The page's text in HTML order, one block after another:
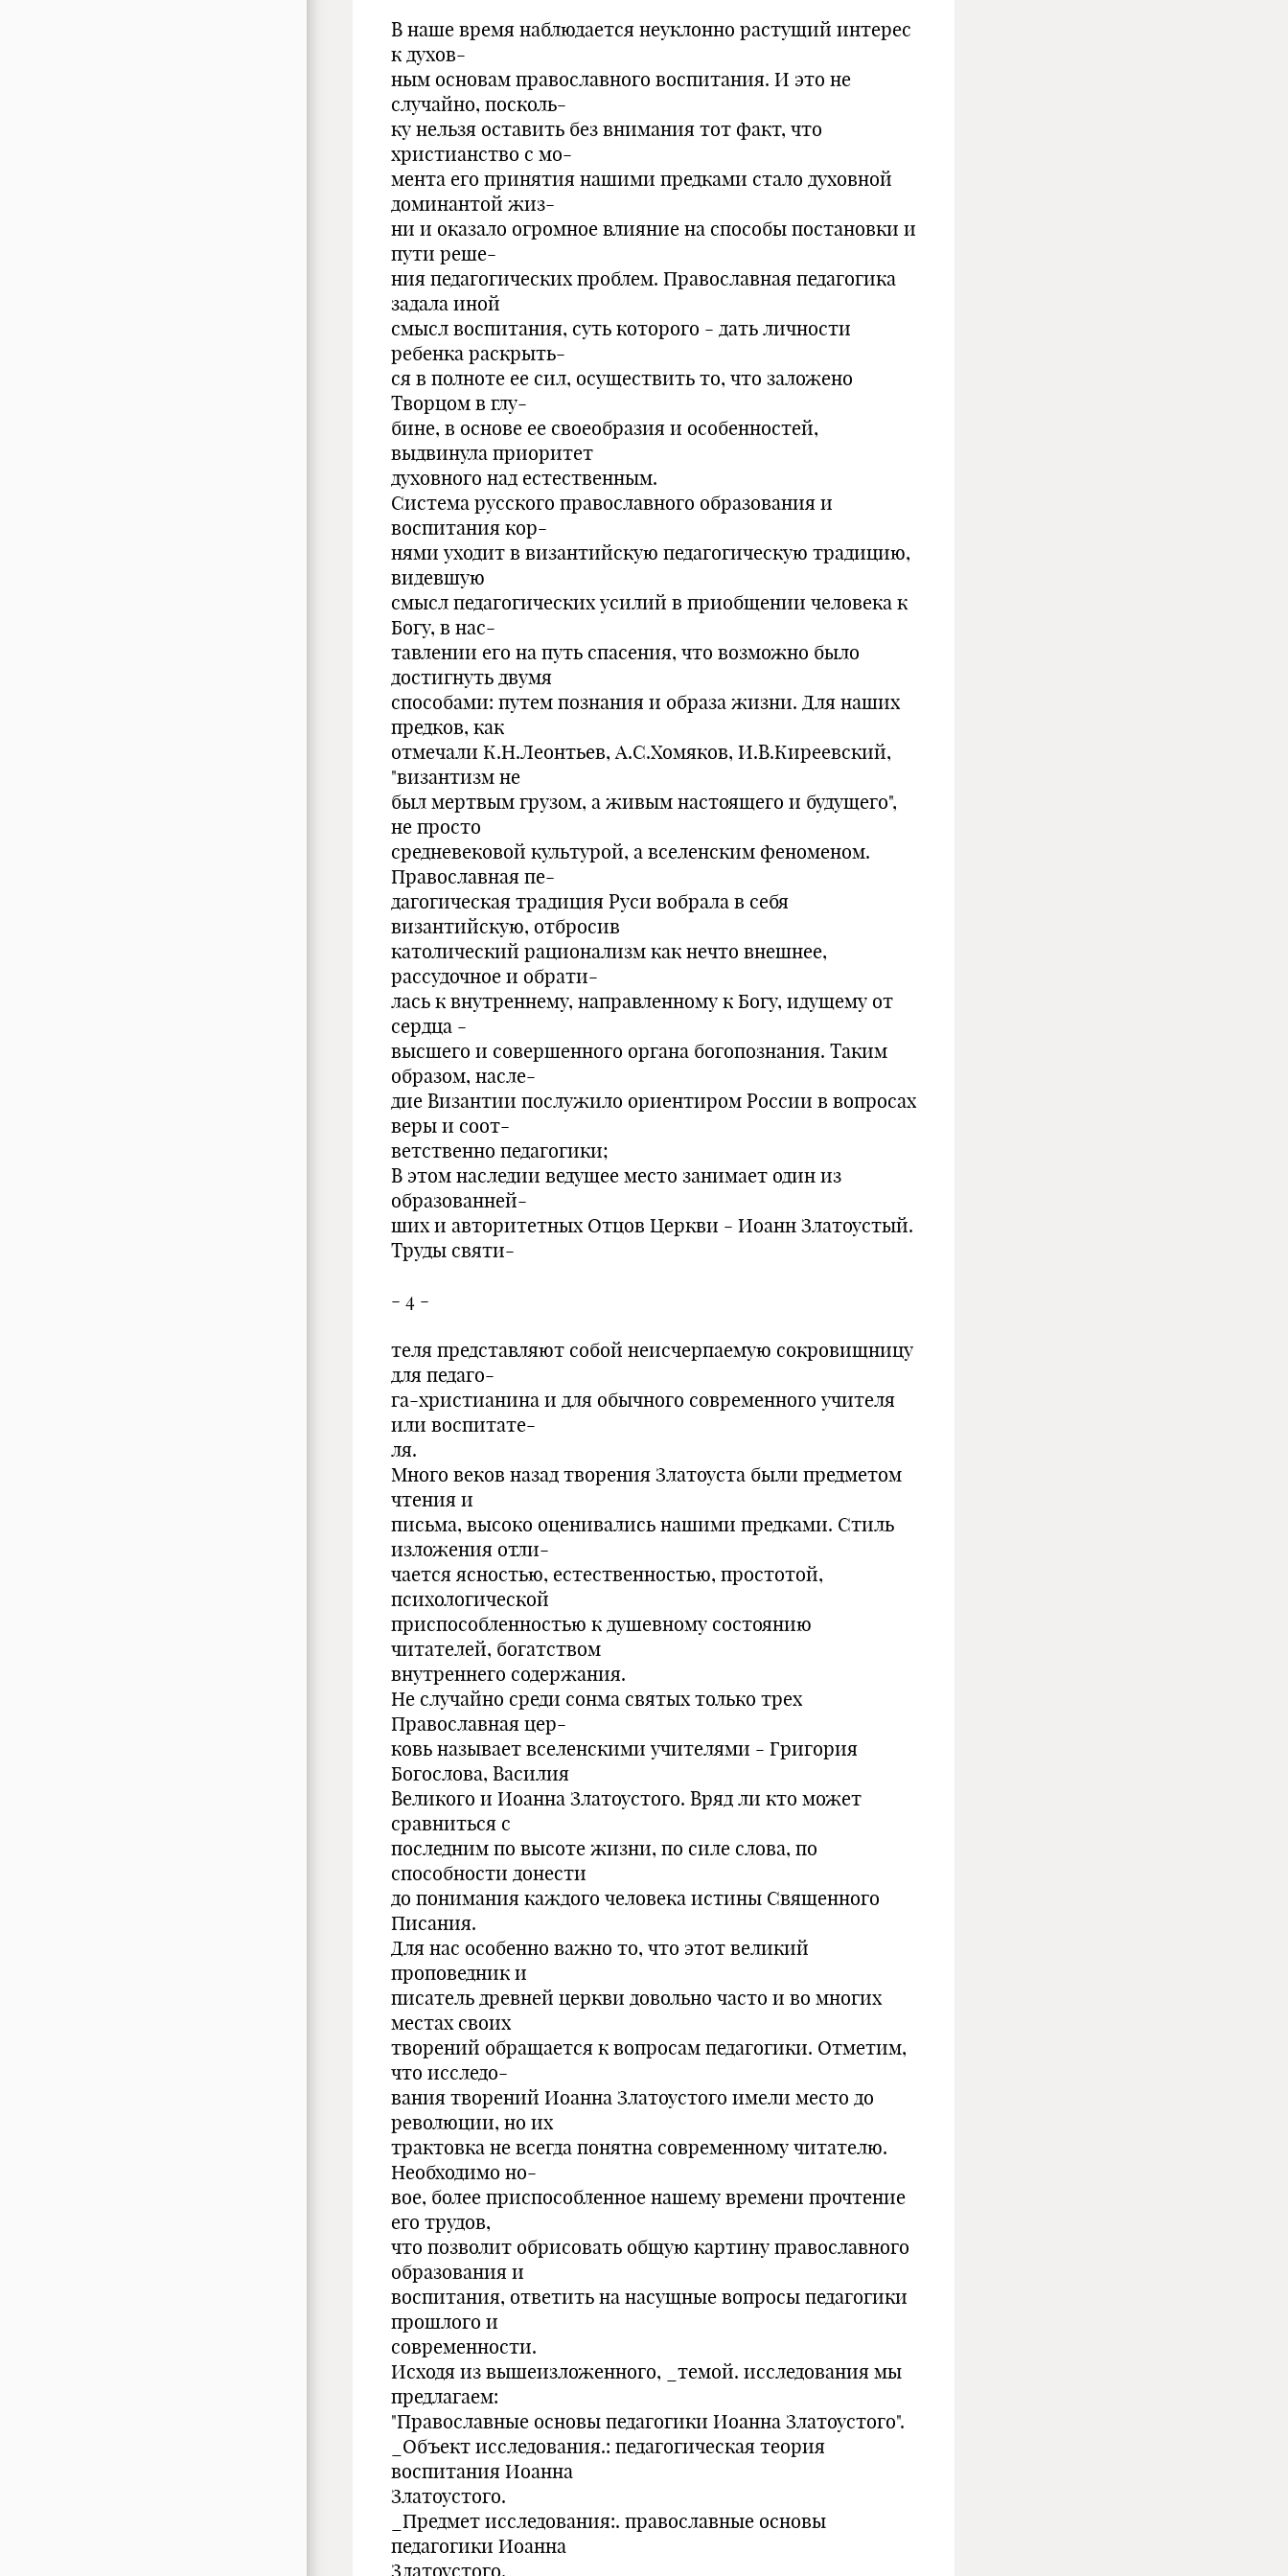
В наше время наблюдается неуклонно растущий интерес
к духов-
ным основам православного воспитания. И это не
случайно, посколь-
ку нельзя оставить без внимания тот факт, что
христианство с мо-
мента его принятия нашими предками стало духовной
доминантой жиз-
ни и оказало огромное влияние на способы постановки и
пути реше-
ния педагогических проблем. Православная педагогика
задала иной
смысл воспитания, суть которого - дать личности
ребенка раскрыть-
ся в полноте ее сил, осуществить то, что заложено
Творцом в глу-
бине, в основе ее своеобразия и особенностей,
выдвинула приоритет
духовного над естественным.
Система русского православного образования и
воспитания кор-
нями уходит в византийскую педагогическую традицию,
видевшую
смысл педагогических усилий в приобщении человека к
Богу, в нас-
тавлении его на путь спасения, что возможно было
достигнуть двумя
способами: путем познания и образа жизни. Для наших
предков, как
отмечали К.Н.Леонтьев, А.С.Хомяков, И.В.Киреевский,
"византизм не
был мертвым грузом, а живым настоящего и будущего",
не просто
средневековой культурой, а вселенским феноменом.
Православная пе-
дагогическая традиция Руси вобрала в себя
византийскую, отбросив
католический рационализм как нечто внешнее,
рассудочное и обрати-
лась к внутреннему, направленному к Богу, идущему от
сердца -
высшего и совершенного органа богопознания. Таким
образом, насле-
дие Византии послужило ориентиром России в вопросах
веры и соот-
ветственно педагогики;
В этом наследии ведущее место занимает один из
образованней-
ших и авторитетных Отцов Церкви - Иоанн Златоустый.
Труды святи-
- 4 -
теля представляют собой неисчерпаемую сокровищницу
для педаго-
га-христианина и для обычного современного учителя
или воспитате-
ля.
Много веков назад творения Златоуста были предметом
чтения и
письма, высоко оценивались нашими предками. Стиль
изложения отли-
чается ясностью, естественностью, простотой,
психологической
приспособленностью к душевному состоянию
читателей, богатством
внутреннего содержания.
Не случайно среди сонма святых только трех
Православная цер-
ковь называет вселенскими учителями - Григория
Богослова, Василия
Великого и Иоанна Златоустого. Вряд ли кто может
сравниться с
последним по высоте жизни, по силе слова, по
способности донести
до понимания каждого человека истины Священного
Писания.
Для нас особенно важно то, что этот великий
проповедник и
писатель древней церкви довольно часто и во многих
местах своих
творений обращается к вопросам педагогики. Отметим,
что исследо-
вания творений Иоанна Златоустого имели место до
революции, но их
трактовка не всегда понятна современному читателю.
Необходимо но-
вое, более приспособленное нашему времени прочтение
его трудов,
что позволит обрисовать общую картину православного
образования и
воспитания, ответить на насущные вопросы педагогики
прошлого и
современности.
Исходя из вышеизложенного, _темой. исследования мы
предлагаем:
"Православные основы педагогики Иоанна Златоустого".
_Объект исследования.: педагогическая теория
воспитания Иоанна
Златоустого.
_Предмет исследования:. православные основы
педагогики Иоанна
Златоустого.